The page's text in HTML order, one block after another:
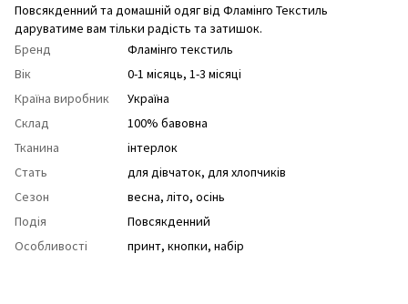
Повсякденний та домашній одяг від Фламінго Текстиль
даруватиме вам тільки радість та затишок.
Бренд
Фламінго текстиль
Вік
0-1 місяць, 1-3 місяці
Країна виробник
Україна
Склад
100% бавовна
Тканина
інтерлок
Стать
для дівчаток, для хлопчиків
Сезон
весна, літо, осінь
Подія
Повсякденний
Особливості
принт, кнопки, набір